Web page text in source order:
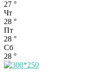
27 °
Чт
28 °
Пт
28 °
Сб
28 °